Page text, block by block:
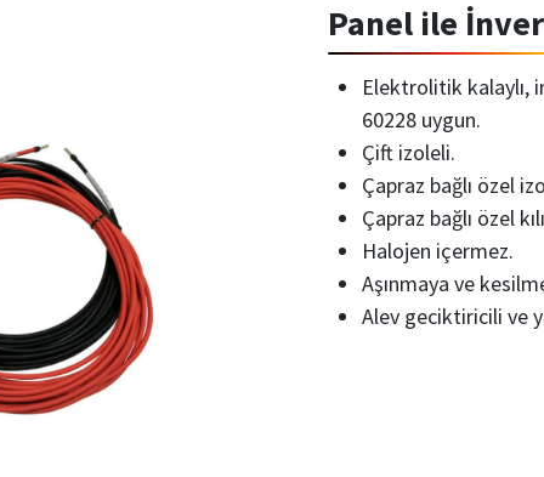
Panel ile
Elektrolitik kalaylı,
60228 uygun.
Çift izoleli.
Çapraz bağlı özel
Çapraz bağlı özel
Halojen içermez.
Aşınmaya ve
Alev geciktiricili ve